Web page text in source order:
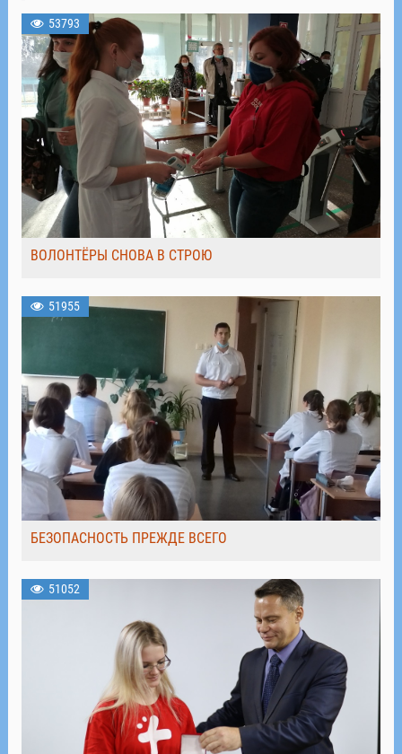
53793
ВОЛОНТЁРЫ СНОВА В СТРОЮ
51955
БЕЗОПАСНОСТЬ ПРЕЖДЕ ВСЕГО
51052